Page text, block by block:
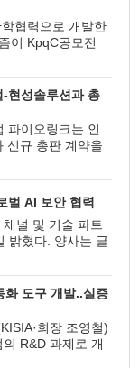
협력으로 개발한
이 KpqC공모전
현성솔루션과 총
파이오링크는 인
신규 총판 계약을
벌 AI 보안 협력
널 및 기술 파트
밝혔다. 양사는 글
화 도구 개발..실증
회장 조영철)
R&D 과제로 개